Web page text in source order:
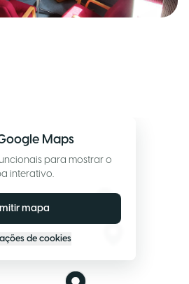
Maps
para mostrar o
interativo.
mapa
de cookies